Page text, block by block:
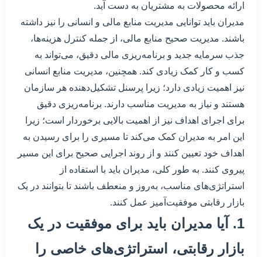
ارائه محصولات به مشتریان به دست آید.
مدیران باید توانایی مدیریت منابع مالی و انسانی را نیز داشته
باشند. مدیریت صحیح منابع مالی، از جمله کنترل هزینه‌ها،
جذب سرمایه جدید و برنامه‌ریزی مالی دقیق، می‌تواند به
کسب و کار کمک زیادی کند. همچنین، مدیریت منابع انسانی
نیز اهمیت زیادی دارد؛ زیرا پرسنل تشکیل‌دهنده هر سازمان
هستند و نیاز به مدیریت مناسب دارند. برنامه‌ریزی دقیق
برای اجرای اهداف نیز از اهمیت بالایی برخوردار است؛ زیرا
این امر به مدیران کمک می‌کند تا مسیری را برای رسیدن به
اهداف خود تعیین کنند و از روند اجرایی صحیح برای این مسیر
پیروی کنند. به طور کلی، مدیران باید با استفاده از
استراتژی‌های مناسب، به‌روز و منعطف باشند تا بتوانند در یک
بازار رقابتی موفقیت‌آمیز عمل کنند.
1. آیا مدیران باید برای موفقیت در یک
بازار رقابتی، استراتژی‌های خاصی را